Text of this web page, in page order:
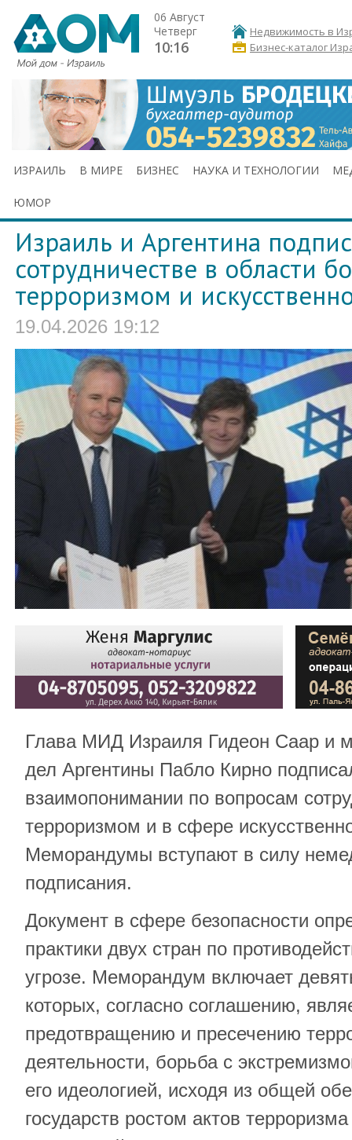
06 Август
Четверг
10:16
Недвижимость в
Бизнес-каталог
ИЗРАИЛЬ В МИРЕ БИЗНЕС НАУКА И ТЕХНОЛОГИИ
ЮМОР
Израиль и Аргентина
сотрудничестве в области
терроризмом и
19.04.2026 19:12
Глава МИД Израиля Гидеон Саар и
дел Аргентины Пабло Кирно
взаимопонимании по вопросам
терроризмом и в сфере
Меморандумы вступают в силу
подписания.
Документ в сфере безопасности
практики двух стран по
угрозе. Меморандум включает
которых, согласно соглашению,
предотвращению и пресечению
деятельности, борьба с
его идеологией, исходя из общей
государств ростом актов